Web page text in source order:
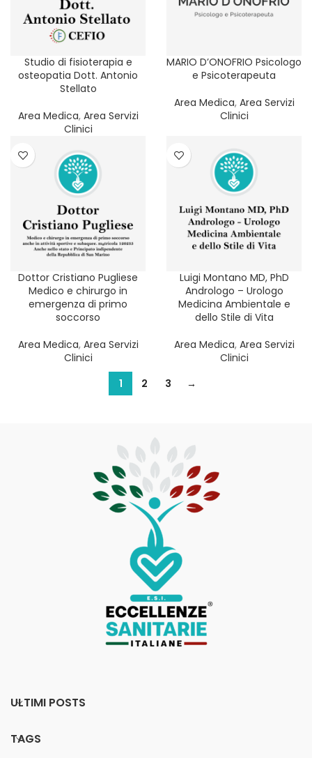
Studio di fisioterapia e
osteopatia Dott. Antonio
Stellato
Area Medica, Area Servizi
Clinici
MARIO D’ONOFRIO Psicologo
e Psicoterapeuta
Area Medica, Area Servizi
Clinici
Dottor Cristiano Pugliese
Medico e chirurgo in
emergenza di primo
soccorso
Area Medica, Area Servizi
Clinici
Luigi Montano MD, PhD
Andrologo – Urologo
Medicina Ambientale e
dello Stile di Vita
Area Medica, Area Servizi
Clinici
1
2 3 →
ULTIMI POSTS
TAGS